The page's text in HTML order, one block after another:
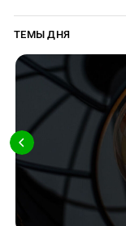
ТЕМЫ ДНЯ